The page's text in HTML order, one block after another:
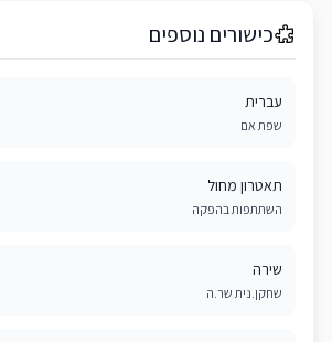
כישורים נוספים
עברית
שפת אם
תאטרון מחול
השתתפות בהפקה
שירה
שחקן.נית שר.ה